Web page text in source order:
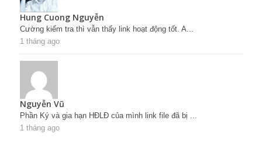
Hung Cuong Nguyễn
Cường kiểm tra thì vẫn thấy link hoạt động tốt. A...
1 tháng ago
Nguyễn Vũ
Phần Ký và gia hạn HĐLĐ của mình link file đã bị ...
1 tháng ago